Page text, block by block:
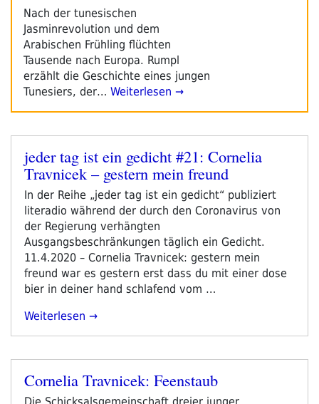
Nach der tunesischen
Jasminrevolution und dem
Arabischen Frühling flüchten
Tausende nach Europa. Rumpl
erzählt die Geschichte eines jungen
Tunesiers, der… Weiterlesen →
Veröffentlicht
am
jeder tag ist ein gedicht #21: Cornelia
Travnicek – gestern mein freund
In der Reihe „jeder tag ist ein gedicht“ publiziert
literadio während der durch den Coronavirus von
der Regierung verhängten
Ausgangsbeschränkungen täglich ein Gedicht.
11.4.2020 – Cornelia Travnicek: gestern mein
freund war es gestern erst dass du mit einer dose
bier in deiner hand schlafend vom …
„jeder
Ein
Gedicht
Weiterlesen
Veröffentlicht
Cornelia Travnicek: Feenstaub
Die Schicksalsgemeinschaft dreier junger